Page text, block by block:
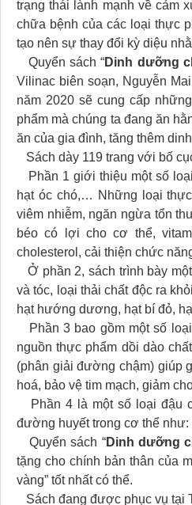
trạng thái lành mạnh về cảm
chữa bệnh của các loại thực
tạo nên sự thay đổi kỳ diệu
Quyển sách “Dinh dưỡng
Vilinac biên soạn, Nguyễn
năm 2020 sẽ cung cấp
phẩm mà chúng ta đang ăn
ăn của gia đình, tăng thêm
Sách dày 119 trang với bố
Phần 1 giới thiệu một số
hạt óc chó,… Những loại
viêm nhiễm, ngăn ngừa tổn
béo có lợi cho cơ thể,
cholesterol, cải thiện chức
Ở phần 2, sách trình bày
và tóc, loại thải chất độc ra
hạt hướng dương, hạt bí đỏ,
Phần 3 bao gồm một số
nguồn thực phẩm dồi dào
(phân giải đường chậm) giúp
hoá, bảo vệ tim mạch, giảm
Phần 4 là một số loại đậu
đường huyết trong cơ thể
Quyển sách “Dinh dưỡng
tặng cho chính bản thân của
vàng” tốt nhất có thể.
Sách đang được phục vụ tại